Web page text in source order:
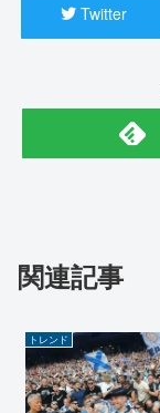
Twitter
関連記事
トレンド